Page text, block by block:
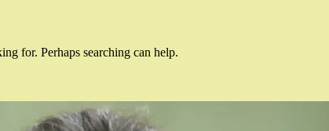
for. Perhaps searching can help.